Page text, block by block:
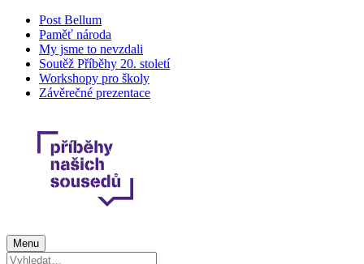
Post Bellum
Paměť národa
My jsme to nevzdali
Soutěž Příběhy 20. století
Workshopy pro školy
Závěrečné prezentace
Menu